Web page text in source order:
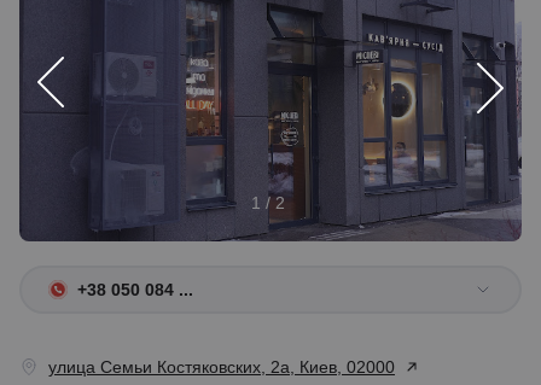
1 / 2
+38 050 084 ...
улица Семьи Костяковских, 2а, Киев, 02000